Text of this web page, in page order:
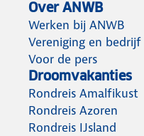
Over ANWB
Werken bij ANWB
Vereniging en bedrijf
Voor de pers
Droomvakanties
Rondreis Amalfikust
Rondreis Azoren
Rondreis IJsland